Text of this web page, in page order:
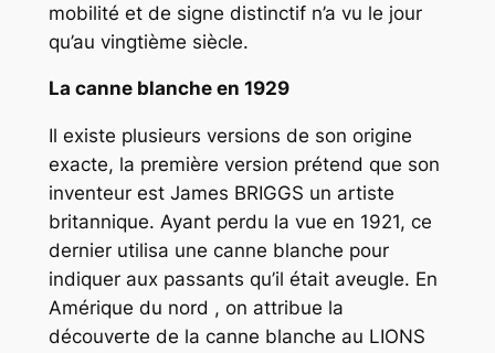
mobilité et de signe distinctif n’a vu le jour
qu’au vingtième siècle.
La canne blanche en 1929
Il existe plusieurs versions de son origine
exacte, la première version prétend que son
inventeur est James BRIGGS un artiste
britannique. Ayant perdu la vue en 1921, ce
dernier utilisa une canne blanche pour
indiquer aux passants qu’il était aveugle. En
Amérique du nord , on attribue la
découverte de la canne blanche au LIONS